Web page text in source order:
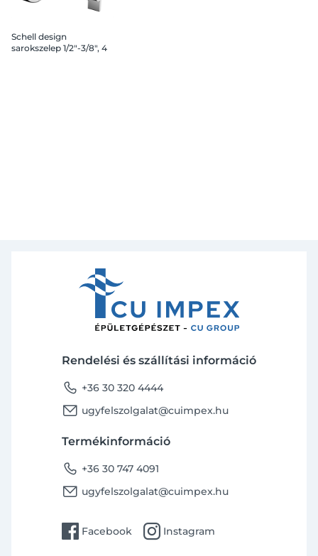
Schell design
sarokszelep 1/2"-3/8", 4
Rendelési és szállítási információ
phone +36 30 320 4444
email ugyfelszolgalat@cuimpex.hu
Termékinformáció
phone +36 30 747 4091
email ugyfelszolgalat@cuimpex.hu
facebook Facebook instagram Instagram